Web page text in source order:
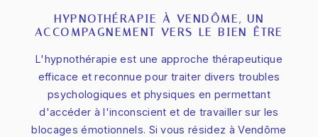
HYPNOTHÉRAPIE À VENDÔME, UN
ACCOMPAGNEMENT VERS LE BIEN-ÊTRE
L'hypnothérapie est une approche thérapeutique
efficace et reconnue pour traiter divers troubles
psychologiques et physiques en permettant
d'accéder à l'inconscient et de travailler sur les
blocages émotionnels. Si vous résidez à Vendôme